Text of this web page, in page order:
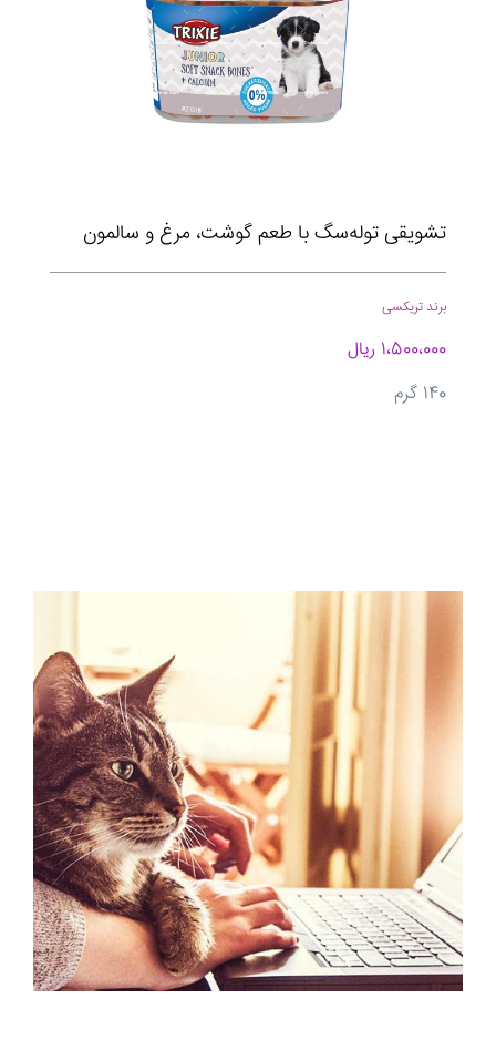
تشویقی توله‌سگ با طعم گوشت، مرغ و سالمون
برند تریکسی
1،500،000 ریال
140 گرم